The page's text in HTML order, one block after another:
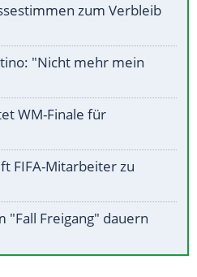
zum Verbleib
"Nicht mehr mein
WM-Finale für
FIFA-Mitarbeiter zu
"Fall Freigang" dauern